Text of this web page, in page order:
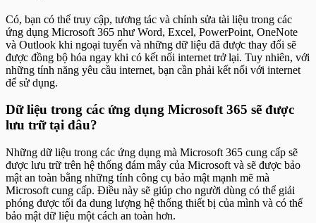
Có, bạn có thể truy cập, tương tác và chỉnh sửa tài liệu trong các
ứng dụng Microsoft 365 như Word, Excel, PowerPoint, OneNote
và Outlook khi ngoại tuyến và những dữ liệu đã được thay đổi sẽ
được đồng bộ hóa ngay khi có kết nối internet trở lại. Tuy nhiên, với
những tính năng yêu cầu internet, bạn cần phải kết nối với internet
để sử dụng.
Dữ liệu trong các ứng dụng Microsoft 365 sẽ được
lưu trữ tại đâu?
Những dữ liệu trong các ứng dụng mà Microsoft 365 cung cấp sẽ
được lưu trữ trên hệ thống đám mây của Microsoft và sẽ được bảo
mật an toàn bằng những tính công cụ bảo mật mạnh mẽ mà
Microsoft cung cấp. Điều này sẽ giúp cho người dùng có thể giải
phóng được tối đa dung lượng hệ thống thiết bị của mình và có thể
bảo mật dữ liệu một cách an toàn hơn.